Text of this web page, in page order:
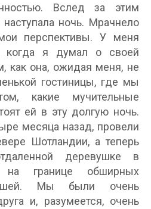
Вслед за этим
ночь. Мрачнело
перспективы. У меня
когда я думал о своей
как она, ожидая меня, не
гостиницы, где мы
какие мучительные
ей в эту долгую ночь.
месяца назад, провели
Шотландии, а теперь
деревушке в
границе обширных
Мы были очень
и, разумеется, очень